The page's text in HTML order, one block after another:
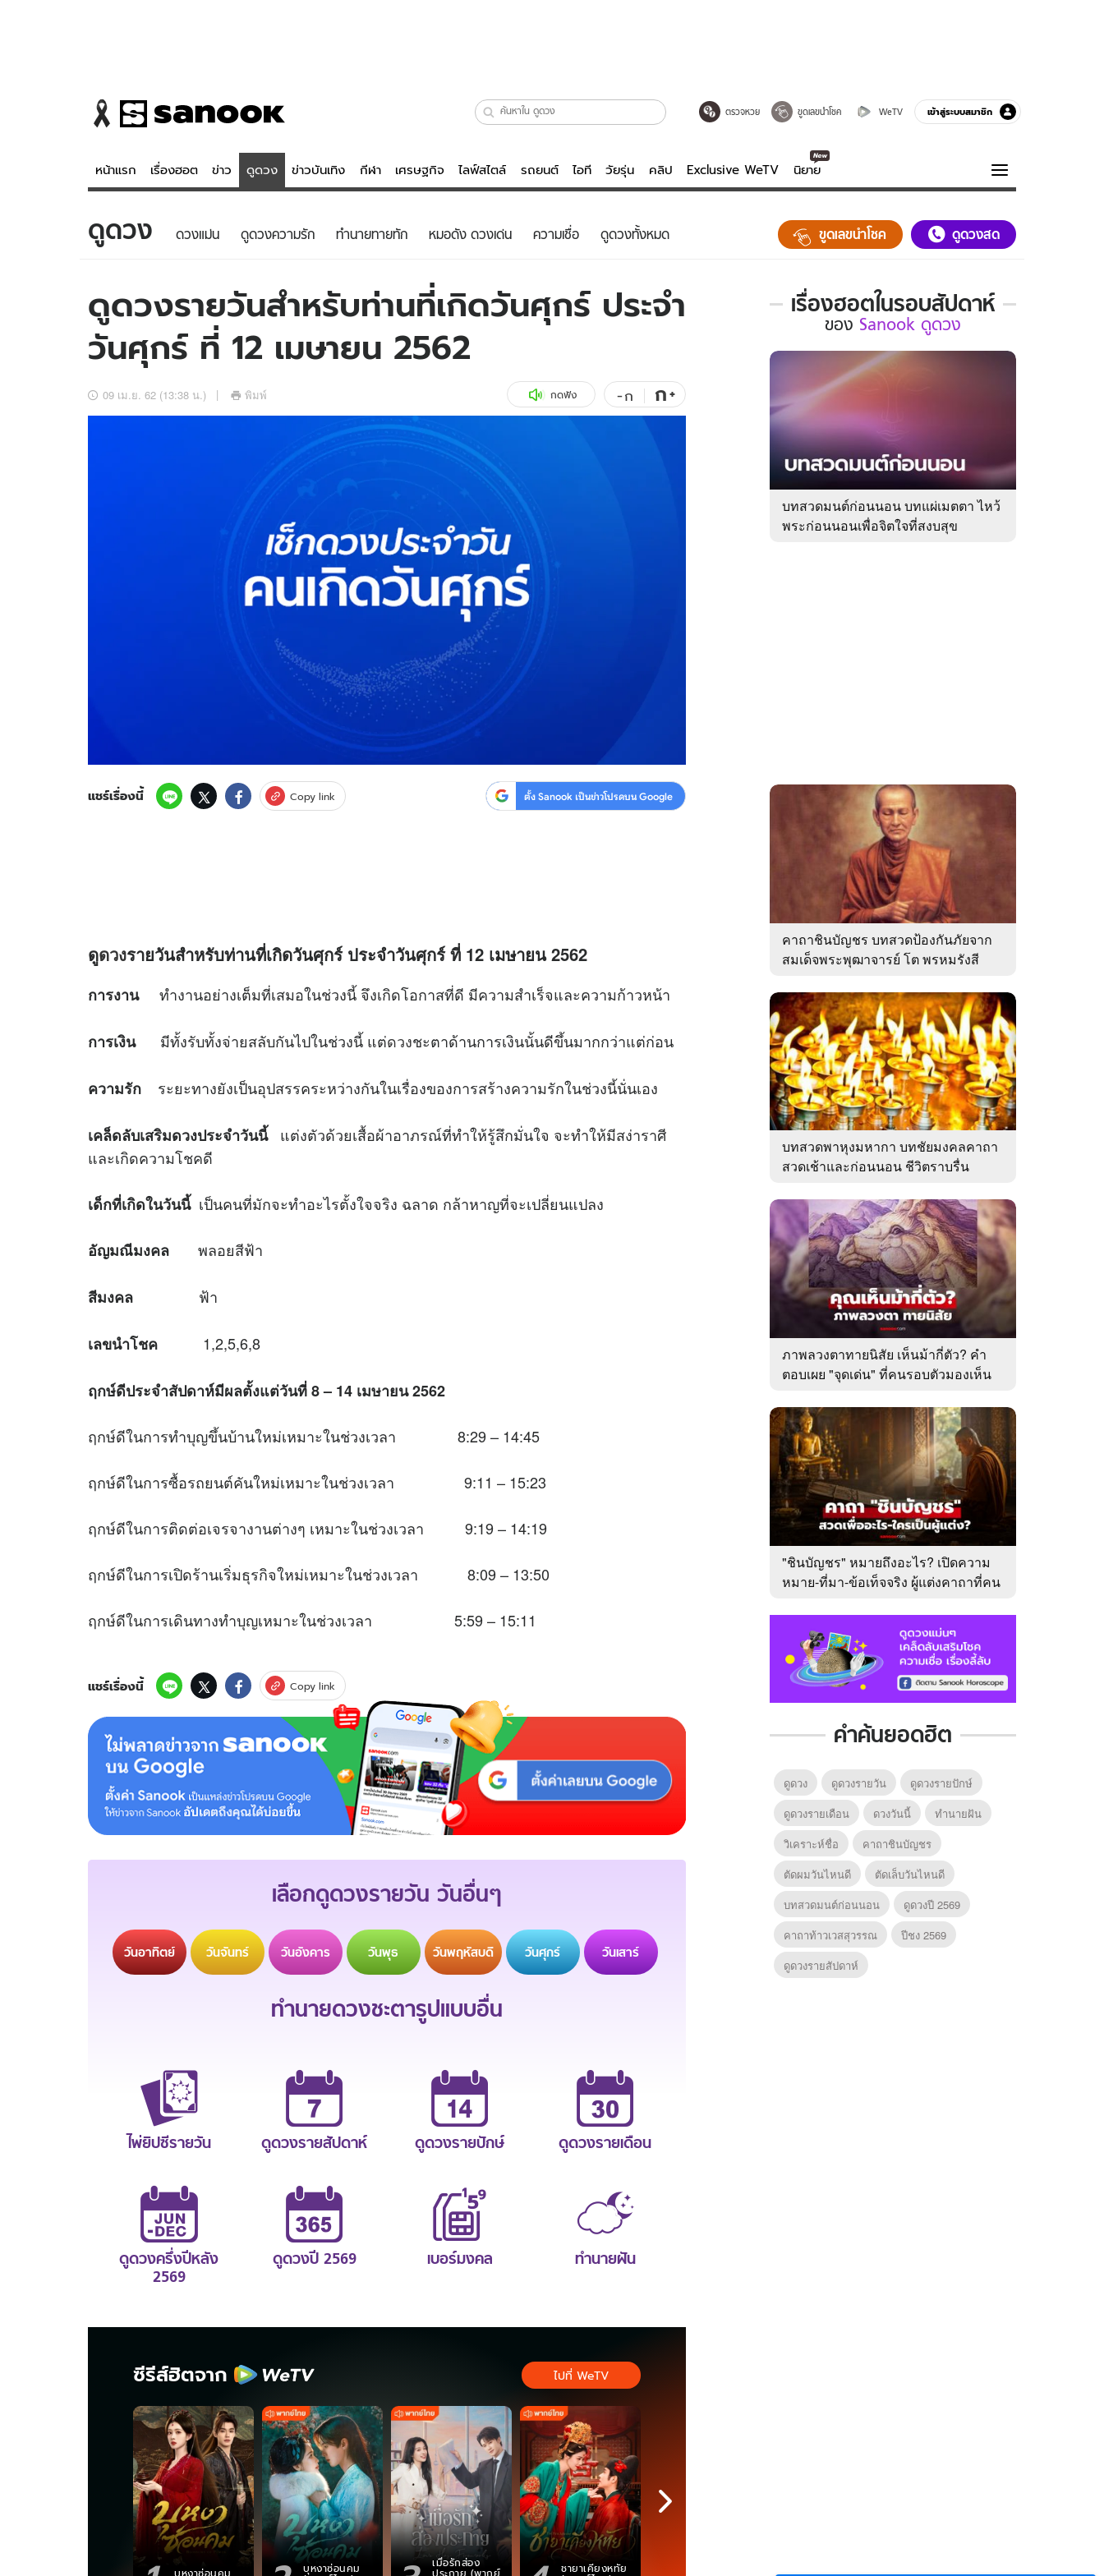
ตรวจหวย ขูดเลขนำโชค WeTV เข้าสู่ระบบสมาชิก
หน้าแรก เรื่องฮอต ข่าว ดูดวง ข่าวบันเทิง กีฬา เศรษฐกิจ ไลฟ์สไตล์ รถยนต์ ไอที วัยรุ่น คลิป Exclusive WeTV นิยาย
ข่าว
ข่าวบันเทิง
ข่าวกีฬา
ข่าวเศรษฐกิจ
อัปเดตจีน
เช็กข่าวชัวร์
ดูดวง - ตรวจหวย
สถิติหวยไทย
หวยลาว
ไลฟ์สไตล์
วัยรุ่น
สุขภาพ
เที่ยว-กิน
Sanook Choice
เกมส์
ดูทีวี
WeTV
ความรู้รอบตัว
ฮาวทู
ติดตามสนุกโซเชียลได้ที่
บริษัท อิมเมจ ฟิวเจอร์ (ประเทศไทย) จำกัด
ดูดวง ดวงแม่น ดูดวงความรัก ทํานายทายทัก หมอดัง ดวงเด่น ความเชื่อ ดูดวงทั้งหมด ขูดเลขนำโชค ดูดวงสด
ดูดวงรายวันสำหรับท่านที่เกิดวันศุกร์ ประจำ
วันศุกร์ ที่ 12 เมษายน 2562
09 เม.ย. 62 (13:38 น.) พิมพ์ กดฟัง -ก ก+
แชร์เรื่องนี้ Copy link ตั้ง Sanook เป็นข่าวโปรดบน Google
ดูดวงรายวันสำหรับท่านที่เกิดวันศุกร์ ประจำวันศุกร์ ที่ 12 เมษายน 2562
การงานทำงานอย่างเต็มที่เสมอในช่วงนี้ จึงเกิดโอกาสที่ดี มีความสำเร็จและความก้าวหน้า
การเงินมีทั้งรับทั้งจ่ายสลับกันไปในช่วงนี้ แต่ดวงชะตาด้านการเงินนั้นดีขึ้นมากกว่าแต่ก่อน
ความรัก ระยะทางยังเป็นอุปสรรคระหว่างกันในเรื่องของการสร้างความรักในช่วงนี้นั่นเอง
เคล็ดลับเสริมดวงประจำวันนี้แต่งตัวด้วยเสื้อผ้าอาภรณ์ที่ทำให้รู้สึกมั่นใจ จะทำให้มีสง่าราศี
และเกิดความโชคดี
เด็กที่เกิดในวันนี้เป็นคนที่มักจะทำอะไรตั้งใจจริง ฉลาด กล้าหาญที่จะเปลี่ยนแปลง
อัญมณีมงคล พลอยสีฟ้า
สีมงคล ฟ้า
เลขนำโชค 1,2,5,6,8
ฤกษ์ดีประจำสัปดาห์มีผลตั้งแต่วันที่8 – 14 เมษายน 2562
ฤกษ์ดีในการทำบุญขึ้นบ้านใหม่เหมาะในช่วงเวลา 8:29 – 14:45
ฤกษ์ดีในการซื้อรถยนต์คันใหม่เหมาะในช่วงเวลา 9:11 – 15:23
ฤกษ์ดีในการติดต่อเจรจางานต่างๆ เหมาะในช่วงเวลา 9:19 – 14:19
ฤกษ์ดีในการเปิดร้านเริ่มธุรกิจใหม่เหมาะในช่วงเวลา 8:09 – 13:50
ฤกษ์ดีในการเดินทางทำบุญเหมาะในช่วงเวลา 5:59 – 15:11
แชร์เรื่องนี้ Copy link
เลือกดูดวงรายวัน วันอื่นๆ
วันอาทิตย์ วันจันทร์ วันอังคาร วันพุธ วันพฤหัสบดี วันศุกร์ วันเสาร์
ทำนายดวงชะตารูปแบบอื่น
ไพ่ยิปซีรายวัน ดูดวงรายสัปดาห์ ดูดวงรายปักษ์ ดูดวงรายเดือน
ดูดวงครึ่งปีหลัง
2569
ดูดวงปี 2569 เบอร์มงคล ทำนายฝัน
ซีรีส์ฮิตจาก
บุหงาซ่อนคม บุหงาซ่อนคม เมื่อรักส่อง
ประกาย (พากย์ ชายาเคียงหทัย พบเธอ (พากย์
ไปที่ WeTV
เรื่องฮอตในรอบสัปดาห์
เรื่อง
ใน
รอบ
ของ
Sanook
ดูด
ของ Sanook ดูดวง
บทสวดมนต์ก่อนนอน บทแผ่เมตตา ไหว้
พระก่อนนอนเพื่อจิตใจที่สงบสุข
คาถาชินบัญชร บทสวดป้องกันภัยจาก
สมเด็จพระพุฒาจารย์ โต พรหมรังสี
บทสวดพาหุงมหากา บทชัยมงคลคาถา
สวดเช้าและก่อนนอน ชีวิตราบรื่น
ภาพลวงตาทายนิสัย เห็นม้ากี่ตัว? คำ
ตอบเผย "จุดเด่น" ที่คนรอบตัวมองเห็น
"ชินบัญชร" หมายถึงอะไร? เปิดความ
หมาย-ที่มา-ข้อเท็จจริง ผู้แต่งคาถาที่คน
คำค้นยอดฮิต
ดูดวง ดูดวงรายวัน
ดูดวงรายปักษ์
ดูดวงรายเดือน
ดวงวันนี้
ทํานายฝัน
วิเคราะห์ชื่อ
คาถาชินบัญชร
ตัดผมวันไหนดี
ตัดเล็บวันไหนดี
บทสวดมนต์ก่อนนอน
ดูดวงปี 2569
คาถาท้าวเวสสุวรรณ
ปีชง 2569
ดูดวงรายสัปดาห์